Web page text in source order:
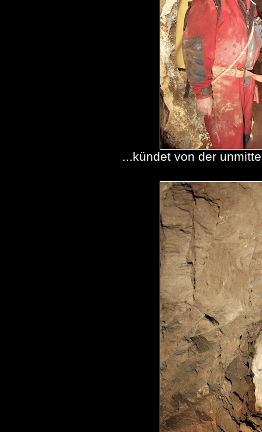
...kündet von der